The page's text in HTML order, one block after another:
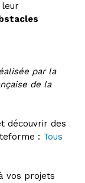
leur
par la
de la
découvrir des
: Tous
vos projets